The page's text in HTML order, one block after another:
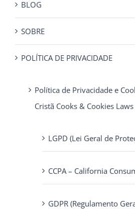
BLOG
SOBRE
POLÍTICA DE PRIVACIDADE
Política de Privacidade e
Cristã Cooks & Cookies Laws
LGPD (Lei Geral de
CCPA – California
GDPR (Regulamento